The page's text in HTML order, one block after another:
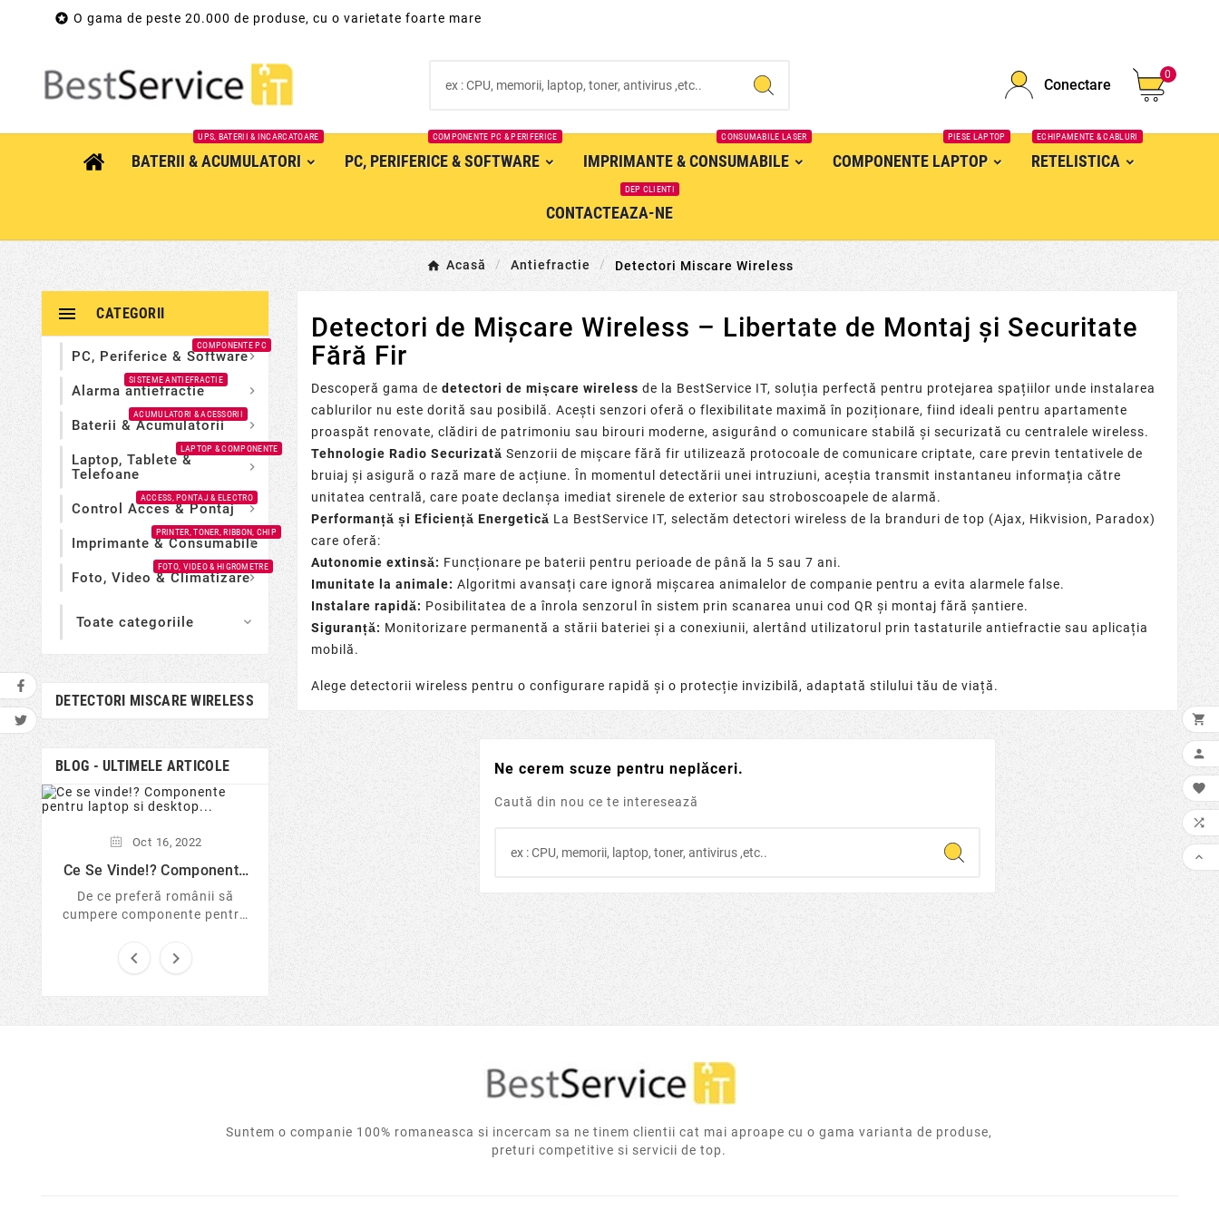
 O gama de peste 20.000 de produse, cu o varietate foarte mare
Conectare
0
BATERII & ACUMULATORI
UPS, BATERII & INCARCATOARE
PC, PERIFERICE & SOFTWARE
COMPONENTE PC & PERIFERICE
IMPRIMANTE & CONSUMABILE
CONSUMABILE LASER
COMPONENTE LAPTOP
PIESE LAPTOP
RETELISTICA
ECHIPAMENTE & CABLURI
CONTACTEAZA-NE
DEP CLIENTI
Acasă Antiefractie Detectori Miscare Wireless
CATEGORII

PC, Periferice & Software
COMPONENTE PC

Alarma antiefractie
SISTEME ANTIEFRACTIE

Baterii & Acumulatorii
ACUMULATORI & ACESSORII

Laptop, Tablete &
Telefoane
LAPTOP & COMPONENTE

Control Acces & Pontaj
ACCESS, PONTAJ & ELECTRO

Imprimante & Consumabile
PRINTER, TONER, RIBBON, CHIP

Foto, Video & Climatizare
FOTO, VIDEO & HIGROMETRE

Toate categoriile 
DETECTORI MISCARE WIRELESS
BLOG - ULTIMELE ARTICOLE
Oct 16, 2022
Ce Se Vinde!? Componente
De ce preferă românii să
cumpere componente pentru
sisteme noi sigilate? Analizăm
tendințele pieței IT în 2026, ...
 
Detectori de Mișcare Wireless – Libertate de Montaj și Securitate
Fără Fir
Descoperă gama dedetectori de mișcare wireless de la BestService IT, soluția perfectă pentru protejarea spațiilor unde instalarea
cablurilor nu este dorită sau posibilă. Acești senzori oferă o flexibilitate maximă în poziționare, fiind ideali pentru apartamente
proaspăt renovate, clădiri de patrimoniu sau birouri moderne, asigurând o comunicare stabilă și securizată cucentralele wireless.
Tehnologie Radio Securizată Senzorii de mișcare fără fir utilizează protocoale de comunicare criptate, care previn tentativele de
bruiaj și asigură o rază mare de acțiune. În momentul detectării unei intruziuni, aceștia transmit instantaneu informația către
unitatea centrală, care poate declanșa imediatsirenele de exterior saustroboscoapele de alarmă.
Performanță și Eficiență Energetică La BestService IT, selectăm detectori wireless de la branduri de top (Ajax, Hikvision, Paradox)
care oferă:
Autonomie extinsă: Funcționare pe baterii pentru perioade de până la 5 sau 7 ani.
Imunitate la animale: Algoritmi avansați care ignoră mișcarea animalelor de companie pentru a evita alarmele false.
Instalare rapidă: Posibilitatea de a înrola senzorul în sistem prin scanarea unui cod QR și montaj fără șantiere.
Siguranță: Monitorizare permanentă a stării bateriei și a conexiunii, alertând utilizatorul printastaturile antiefractie sau aplicația
mobilă.
Alege detectorii wireless pentru o configurare rapidă și o protecție invizibilă, adaptată stilului tău de viață.
Ne cerem scuze pentru neplăceri.
Caută din nou ce te interesează
Suntem o companie 100% romaneasca si incercam sa ne tinem clientii cat mai aproape cu o gama varianta de produse,
preturi competitive si servicii de top.




